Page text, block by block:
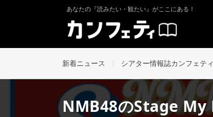
あなたの『読みたい・観たい』がここにある！
新着ニュース シアター情報誌カンフェティ
NMB48のStage My